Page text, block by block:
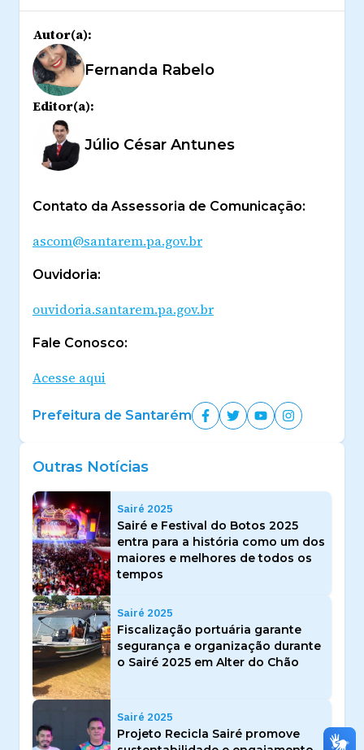
Autor(a):
Fernanda Rabelo
Editor(a):
Júlio César Antunes
Contato da Assessoria de Comunicação:
ascom@santarem.pa.gov.br
Ouvidoria:
ouvidoria.santarem.pa.gov.br
Fale Conosco:
Acesse aqui
Prefeitura de Santarém
Outras Notícias
Sairé 2025
Sairé e Festival do Botos 2025
entra para a história como um dos
maiores e melhores de todos os
tempos
Sairé 2025
Fiscalização portuária garante
segurança e organização durante
o Sairé 2025 em Alter do Chão
Sairé 2025
Projeto Recicla Sairé promove